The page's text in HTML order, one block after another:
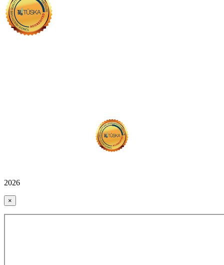
2026
×